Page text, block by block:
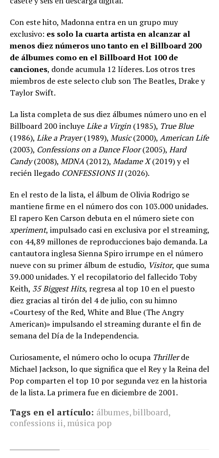
Con este hito, Madonna entra en un grupo muy
exclusivo: es solo la cuarta artista en alcanzar al
menos diez números uno tanto en el Billboard 200
de álbumes como en el Billboard Hot 100 de
canciones, donde acumula 12 líderes. Los otros tres
miembros de este selecto club son The Beatles, Drake y
Taylor Swift.
La lista completa de sus diez álbumes número uno en el
Billboard 200 incluyeLike a Virgin (1985), True Blue
(1986), Like a Prayer(1989), Music(2000), American Life
(2003), Confessions on a Dance Floor(2005), Hard
Candy(2008), MDNA (2012), Madame X(2019) y el
recién llegado CONFESSIONS II(2026).
En el resto de la lista, el álbum de Olivia Rodrigo se
mantiene firme en el número dos con 103.000 unidades.
El rapero Ken Carson debuta en el número siete con
xperiment, impulsado casi en exclusiva por el streaming,
con 44,89 millones de reproducciones bajo demanda. La
cantautora inglesa Sienna Spiro irrumpe en el número
nueve con su primer álbum de estudio, Visitor, que suma
39.000 unidades. Y el recopilatorio del fallecido Toby
Keith, 35 Biggest Hits, regresa al top 10 en el puesto
diez gracias al tirón del 4 de julio, con su himno
«Courtesy of the Red, White and Blue (The Angry
American)» impulsando el streaming durante el fin de
semana del Día de la Independencia.
Curiosamente, el número ocho lo ocupa Thrillerde
Michael Jackson, lo que significa que el Rey y la Reina del
Pop comparten el top 10 por segunda vez en la historia
de la lista. La primera fue en diciembre de 2001.
Tags en el artículo: álbumes,billboard,
confessions ii, música pop